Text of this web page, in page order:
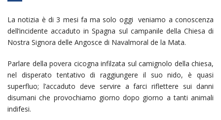
La notizia è di 3 mesi fa ma solo oggi veniamo a conoscenza
dell’incidente accaduto in Spagna sul campanile della Chiesa di
Nostra Signora delle Angosce di Navalmoral de la Mata.
Parlare della povera cicogna infilzata sul camignolo della chiesa,
nel disperato tentativo di raggiungere il suo nido, è quasi
superfluo; l’accaduto deve servire a farci riflettere sui danni
disumani che provochiamo giorno dopo giorno a tanti animali
indifesi.